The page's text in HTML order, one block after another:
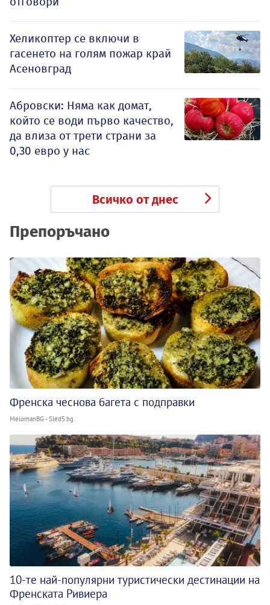
Хеликоптер се включи в
гасенето на голям пожар край
Асеновград
Абровски: Няма как домат,
който се води първо качество,
да влиза от трети страни за
0,30 евро у нас
Всичко от днес
Препоръчано
Френска чеснова багета с подправки
MelomanBG - Sled5.bg
10-те най-популярни туристически дестинации на
Френската Ривиера